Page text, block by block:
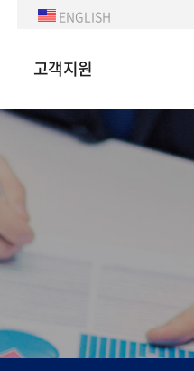
ENGLISH
고객지원